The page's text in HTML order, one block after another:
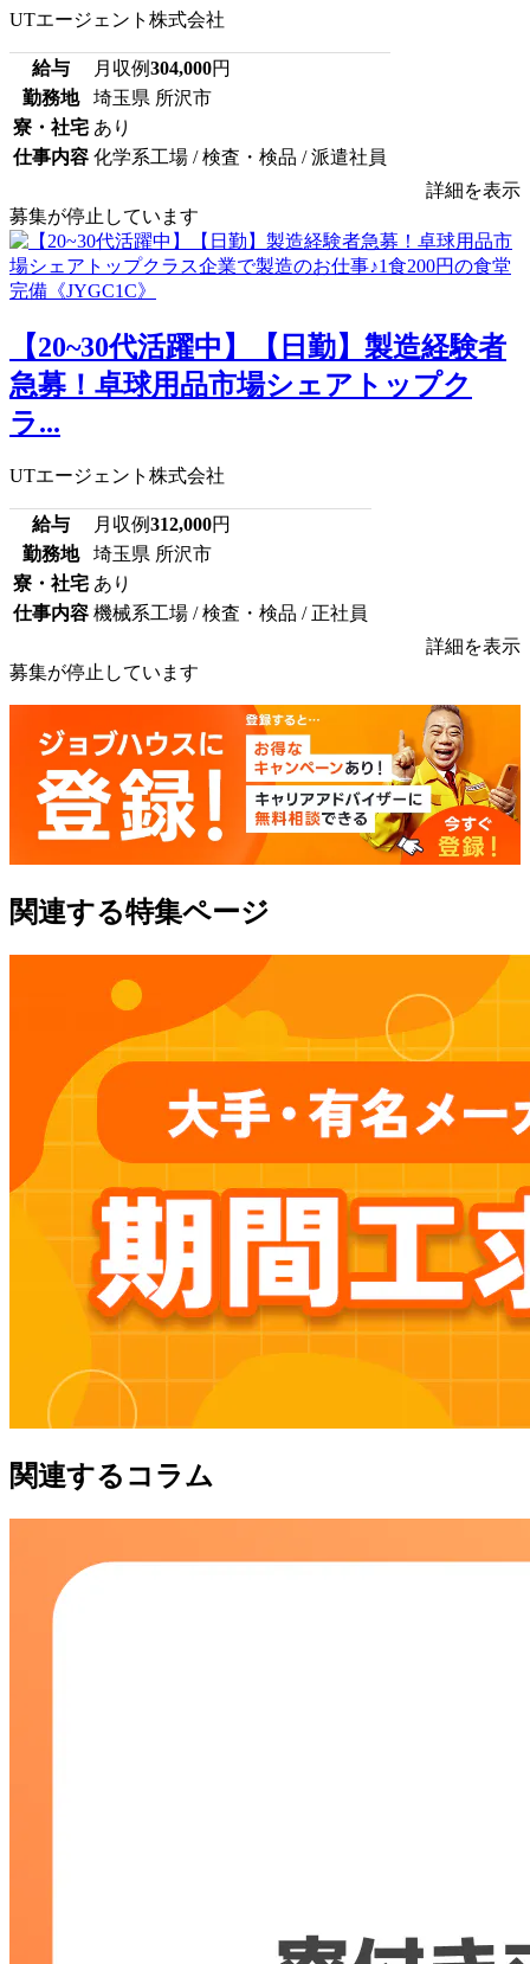
UTエージェント株式会社
給与 月収例304,000円
勤務地
埼玉県 所沢市
寮・社宅 あり
仕事内容 化学系工場 / 検査・検品 / 派遣社員
詳細を表示
募集が停止しています
【20~30代活躍中】【日勤】製造経験者
急募！卓球用品市場シェアトップク
ラ...
UTエージェント株式会社
給与 月収例312,000円
勤務地
埼玉県 所沢市
寮・社宅 あり
仕事内容 機械系工場 / 検査・検品 / 正社員
詳細を表示
募集が停止しています
関連する特集ページ
関連するコラム